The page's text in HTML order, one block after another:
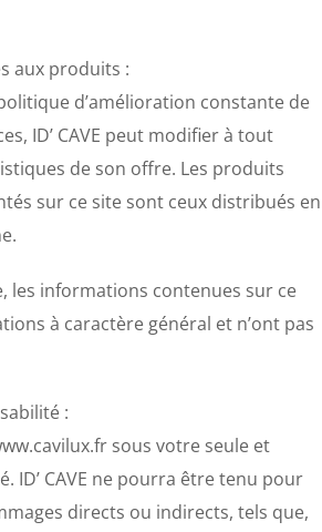
aux produits :
d’amélioration constante de
ID’ CAVE peut modifier à tout
de son offre. Les produits
sur ce site sont ceux distribués en
les informations contenues sur ce
à caractère général et n’ont pas
:
sous votre seule et
ID’ CAVE ne pourra être tenu pour
directs ou indirects, tels que,